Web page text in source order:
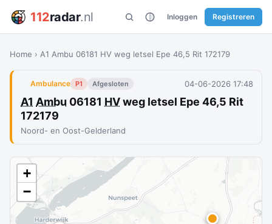
112radar.nl Inloggen Registreren
Home › A1 Ambu 06181 HV weg letsel Epe 46,5 Rit 172179
Ambulance P1 Afgesloten 04-06-2026 17:48
A1 Ambu 06181 HVweg letsel Epe 46,5 Rit
172179
Noord- en Oost-Gelderland
+
−